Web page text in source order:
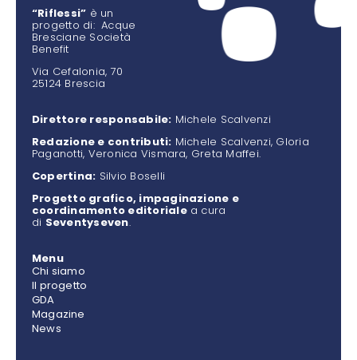
“Riflessi” è un
progetto di: Acque
Bresciane Società
Benefit
Via Cefalonia, 70
25124 Brescia
Direttore responsabile: Michele Scalvenzi
Redazione e contributi: Michele Scalvenzi, Gloria
Paganotti, Veronica Vismara, Greta Maffei.
Copertina: Silvio Boselli
Progetto grafico, impaginazione e
coordinamento editorialea cura
di Seventyseven.
Menu
Chi siamo
Il progetto
GDA
Magazine
News